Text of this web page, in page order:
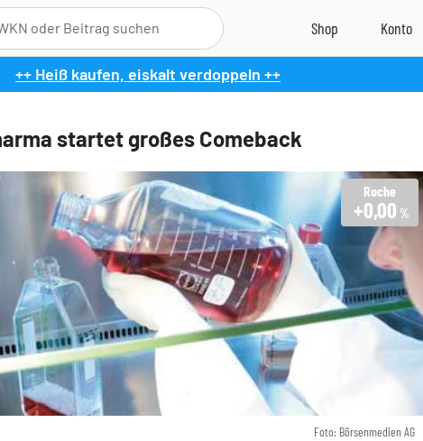
++ Heiß kaufen, eiskalt verdoppeln ++
startet großes Comeback
Foto: Börsenmedien AG
Roche
+0,00 %